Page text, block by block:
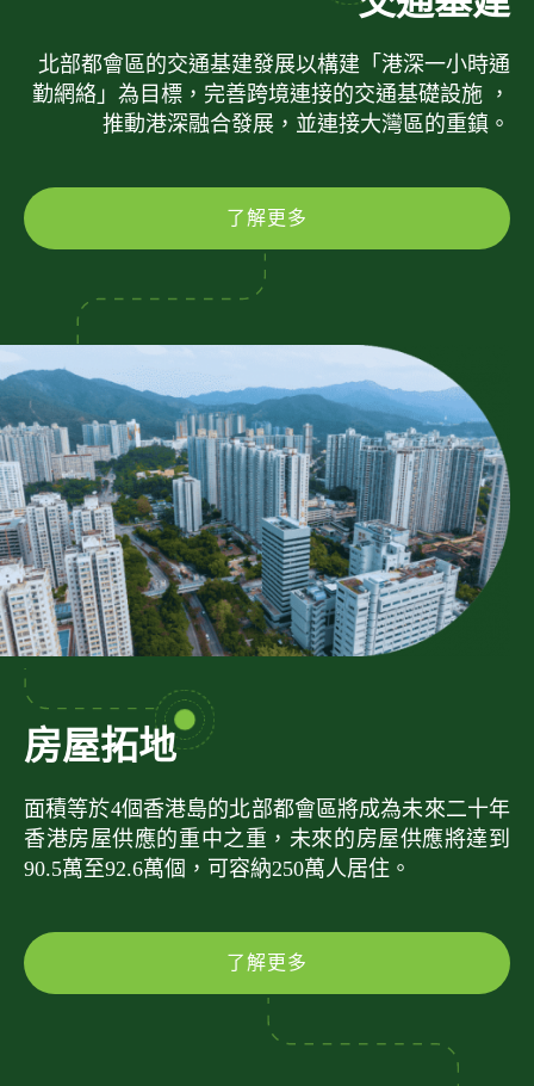
北部都會區的交通基建發展以構建「港深一小時通
勤網絡」為目標，完善跨境連接的交通基礎設施 ，
推動港深融合發展，並連接大灣區的重鎮。
了解更多
房屋拓地
面積等於4個香港島的北部都會區將成為未來二十年
香港房屋供應的重中之重，未來的房屋供應將達到
90.5萬至92.6萬個，可容納250萬人居住。
了解更多